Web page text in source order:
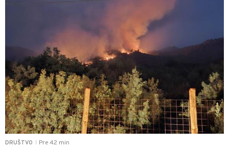
DRUŠTVO Pre 42 min